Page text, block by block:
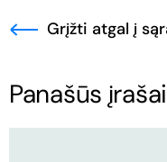
Grįžti atgal į
Panašūs įrašai